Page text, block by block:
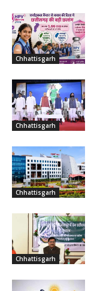
Chhattisgarh
Chhattisgarh
Chhattisgarh
Chhattisgarh